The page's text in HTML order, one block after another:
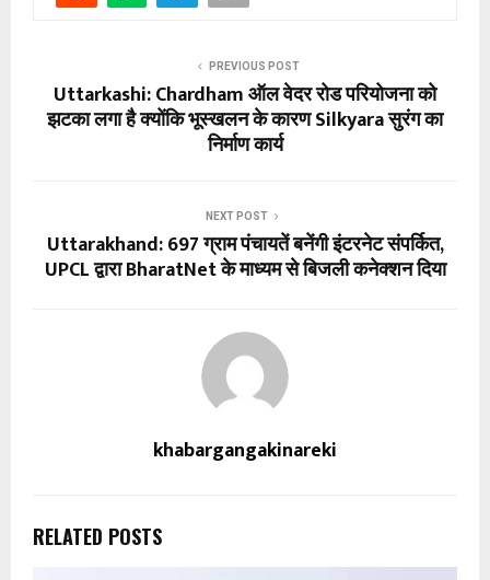
PREVIOUS POST
Uttarkashi: Chardham ऑल वेदर रोड परियोजना को
झटका लगा है क्योंकि भूस्खलन के कारण Silkyara सुरंग का
निर्माण कार्य
NEXT POST
Uttarakhand: 697 ग्राम पंचायतें बनेंगी इंटरनेट संपर्कित,
UPCL द्वारा BharatNet के माध्यम से बिजली कनेक्शन दिया
khabargangakinareki
RELATED POSTS